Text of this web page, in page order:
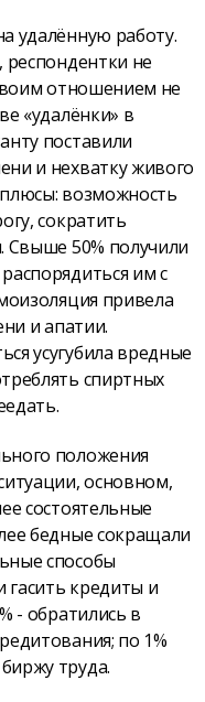
удалённую работу.
не
отношением не
«удалёнки» в
поставили
и нехватку живого
возможность
сократить
Свыше 50% получили
им с
привела
и апатии.
усугубила вредные
спиртных
положения
основном,
состоятельные
бедные сокращали
способы
гасить кредиты и
- обратились в
по 1%
труда.